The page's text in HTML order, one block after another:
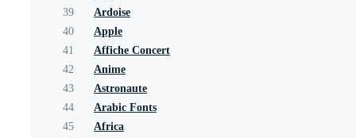
39
Ardoise
40
Apple
41
Affiche Concert
42
Anime
43
Astronaute
44
Arabic Fonts
45
Africa